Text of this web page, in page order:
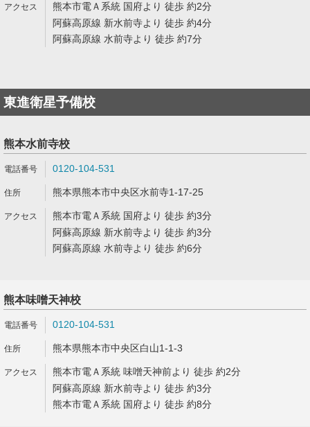
熊本市電Ａ系統 国府より 徒歩 約2分
阿蘇高原線 新水前寺より 徒歩 約4分
阿蘇高原線 水前寺より 徒歩 約7分
東進衛星予備校
熊本水前寺校
0120-104-531
熊本県熊本市中央区水前寺1-17-25
熊本市電Ａ系統 国府より 徒歩 約3分
阿蘇高原線 新水前寺より 徒歩 約3分
阿蘇高原線 水前寺より 徒歩 約6分
熊本味噌天神校
0120-104-531
熊本県熊本市中央区白山1-1-3
熊本市電Ａ系統 味噌天神前より 徒歩 約2分
阿蘇高原線 新水前寺より 徒歩 約3分
熊本市電Ａ系統 国府より 徒歩 約8分